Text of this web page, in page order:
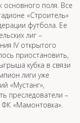
поля. Все
«Строитель»
футбола. Ее
лиг –
IV открытого
приостановить,
кубка в связи
лиги уже
«Мустанг»,
преследователи –
ФК «Мамонтовка».